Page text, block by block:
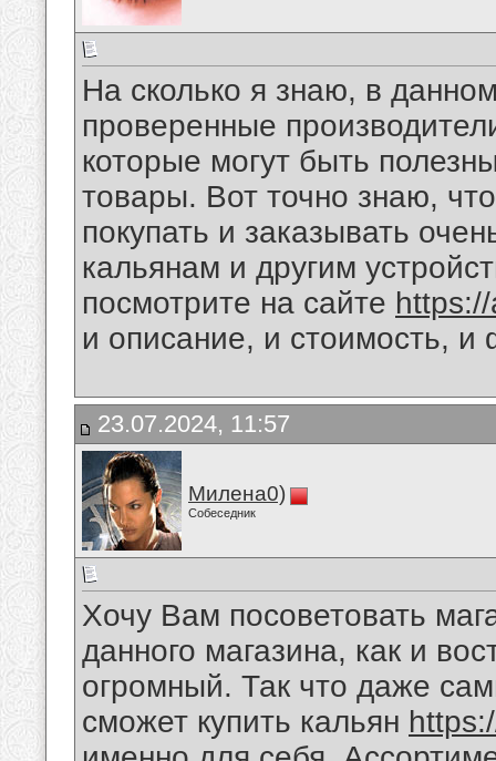
На сколько я знаю, в
проверенные
которые могут быть
товары. Вот точно знаю,
покупать и заказывать
кальянам и другим
посмотрите на сайте
и описание, и стоимость, и
23.07.2024, 11:57
Милена0)
Собеседник
Хочу Вам посоветовать
данного магазина, как и
огромный. Так что даже
сможет купить кальян